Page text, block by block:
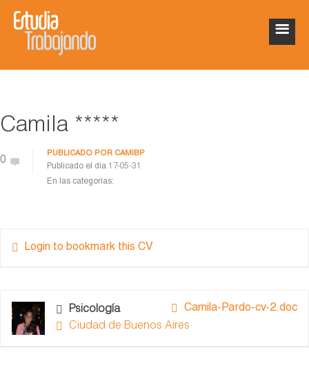
Camila *****
0
PUBLICADO POR CAMIBP
Publicado el día 17-05-31
En las categorías:
Login to bookmark this CV
Camila-Pardo-cv-2.doc
Psicología
Ciudad de Buenos Aires